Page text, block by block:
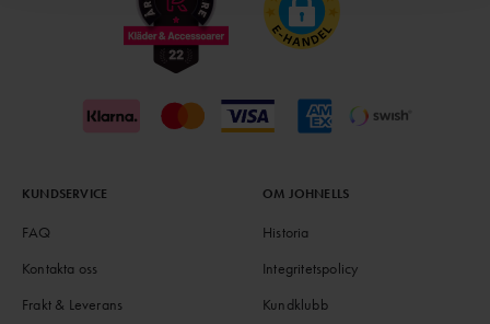
KUNDSERVICE
FAQ
Kontakta oss
Frakt & Leverans
OM JOHNELLS
Historia
Integritetspolicy
Kundklubb